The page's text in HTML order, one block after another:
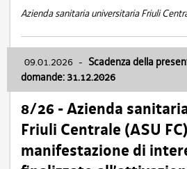
Azienda sanitaria universitaria Friuli
09.01.2026 - Scadenza della
domande: 31.12.2026
8/26 - Azienda
Friuli Centrale (ASU
manifestazione di